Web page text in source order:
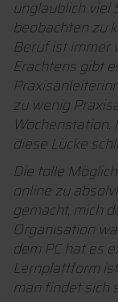
unglaublich viel
beobachten zu
Beruf ist immer
Erachtens gibt
zu wenig
diese Lücke
Die tolle
online zu
gemacht, mich
Organisation
dem PC hat es
Lernplattform
man findet sich